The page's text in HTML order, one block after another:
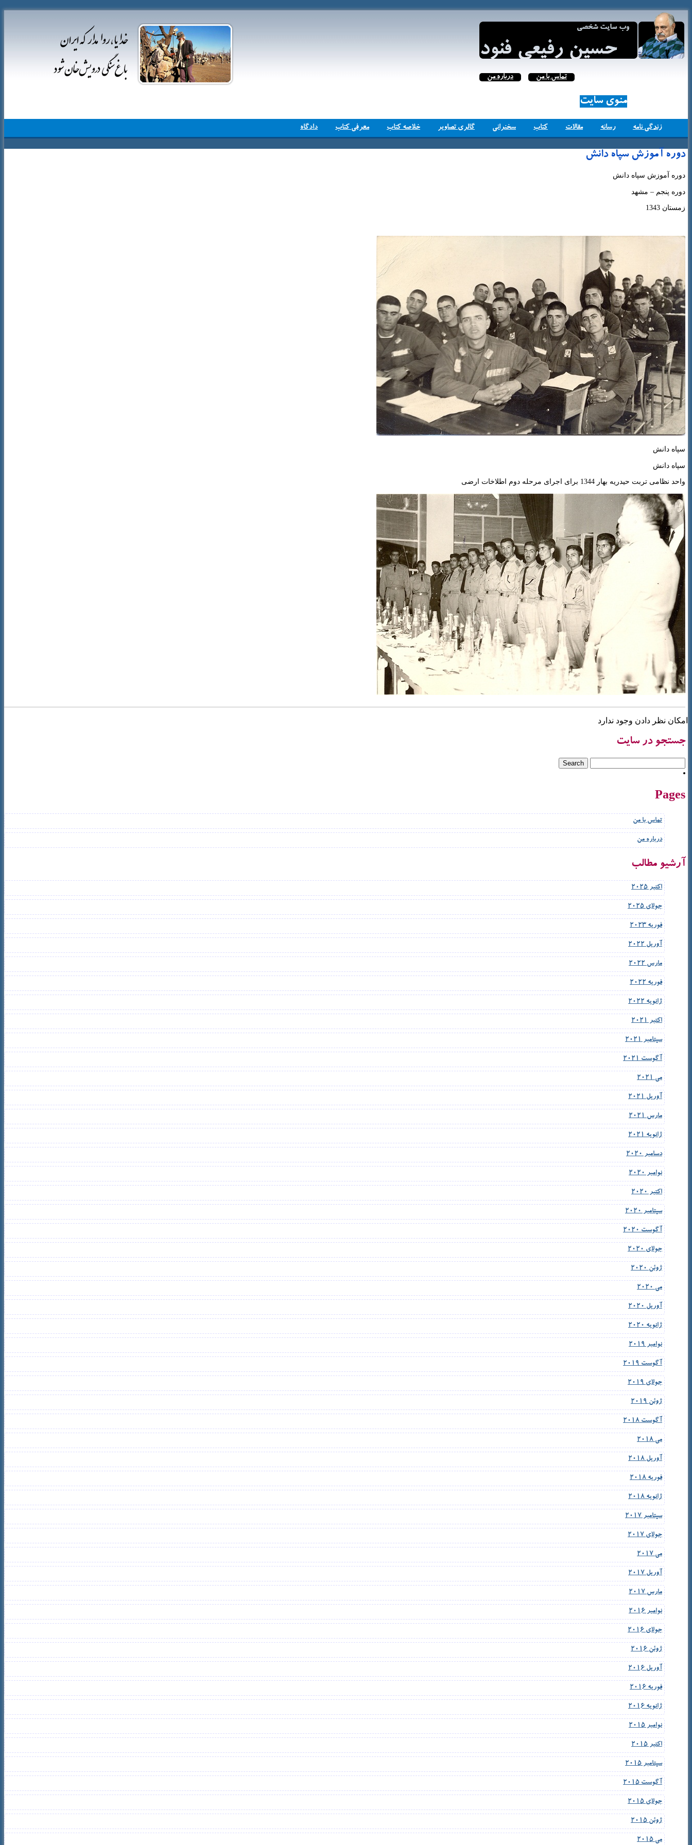
تماس با من درباره من
منوی سایت
زندگی نامه رسانه مقالات کتاب سخنرانی گالری تصاویر خلاصه کتاب معرفی کتاب دادگاه
دوره آموزش سپاه دانش
دوره آموزش سپاه دانش
دوره پنجم – مشهد
زمستان 1343
سپاه دانش
سپاه دانش
واحد نظامی تربت حیدریه بهار 1344 برای اجرای مرحله دوم اطلاخات ارضی
امکان نظر دادن وجود ندارد
جستجو در سایت
Pages
تماس با من
درباره من
آرشیو مطالب
اکتبر 2025
جولای 2025
فوریه 2023
آوریل 2022
مارس 2022
فوریه 2022
ژانویه 2022
اکتبر 2021
سپتامبر 2021
آگوست 2021
می 2021
آوریل 2021
مارس 2021
ژانویه 2021
دسامبر 2020
نوامبر 2020
اکتبر 2020
سپتامبر 2020
آگوست 2020
جولای 2020
ژوئن 2020
می 2020
آوریل 2020
ژانویه 2020
نوامبر 2019
آگوست 2019
جولای 2019
ژوئن 2019
آگوست 2018
می 2018
آوریل 2018
فوریه 2018
ژانویه 2018
سپتامبر 2017
جولای 2017
می 2017
آوریل 2017
مارس 2017
نوامبر 2016
جولای 2016
ژوئن 2016
آوریل 2016
فوریه 2016
ژانویه 2016
نوامبر 2015
اکتبر 2015
سپتامبر 2015
آگوست 2015
جولای 2015
ژوئن 2015
می 2015